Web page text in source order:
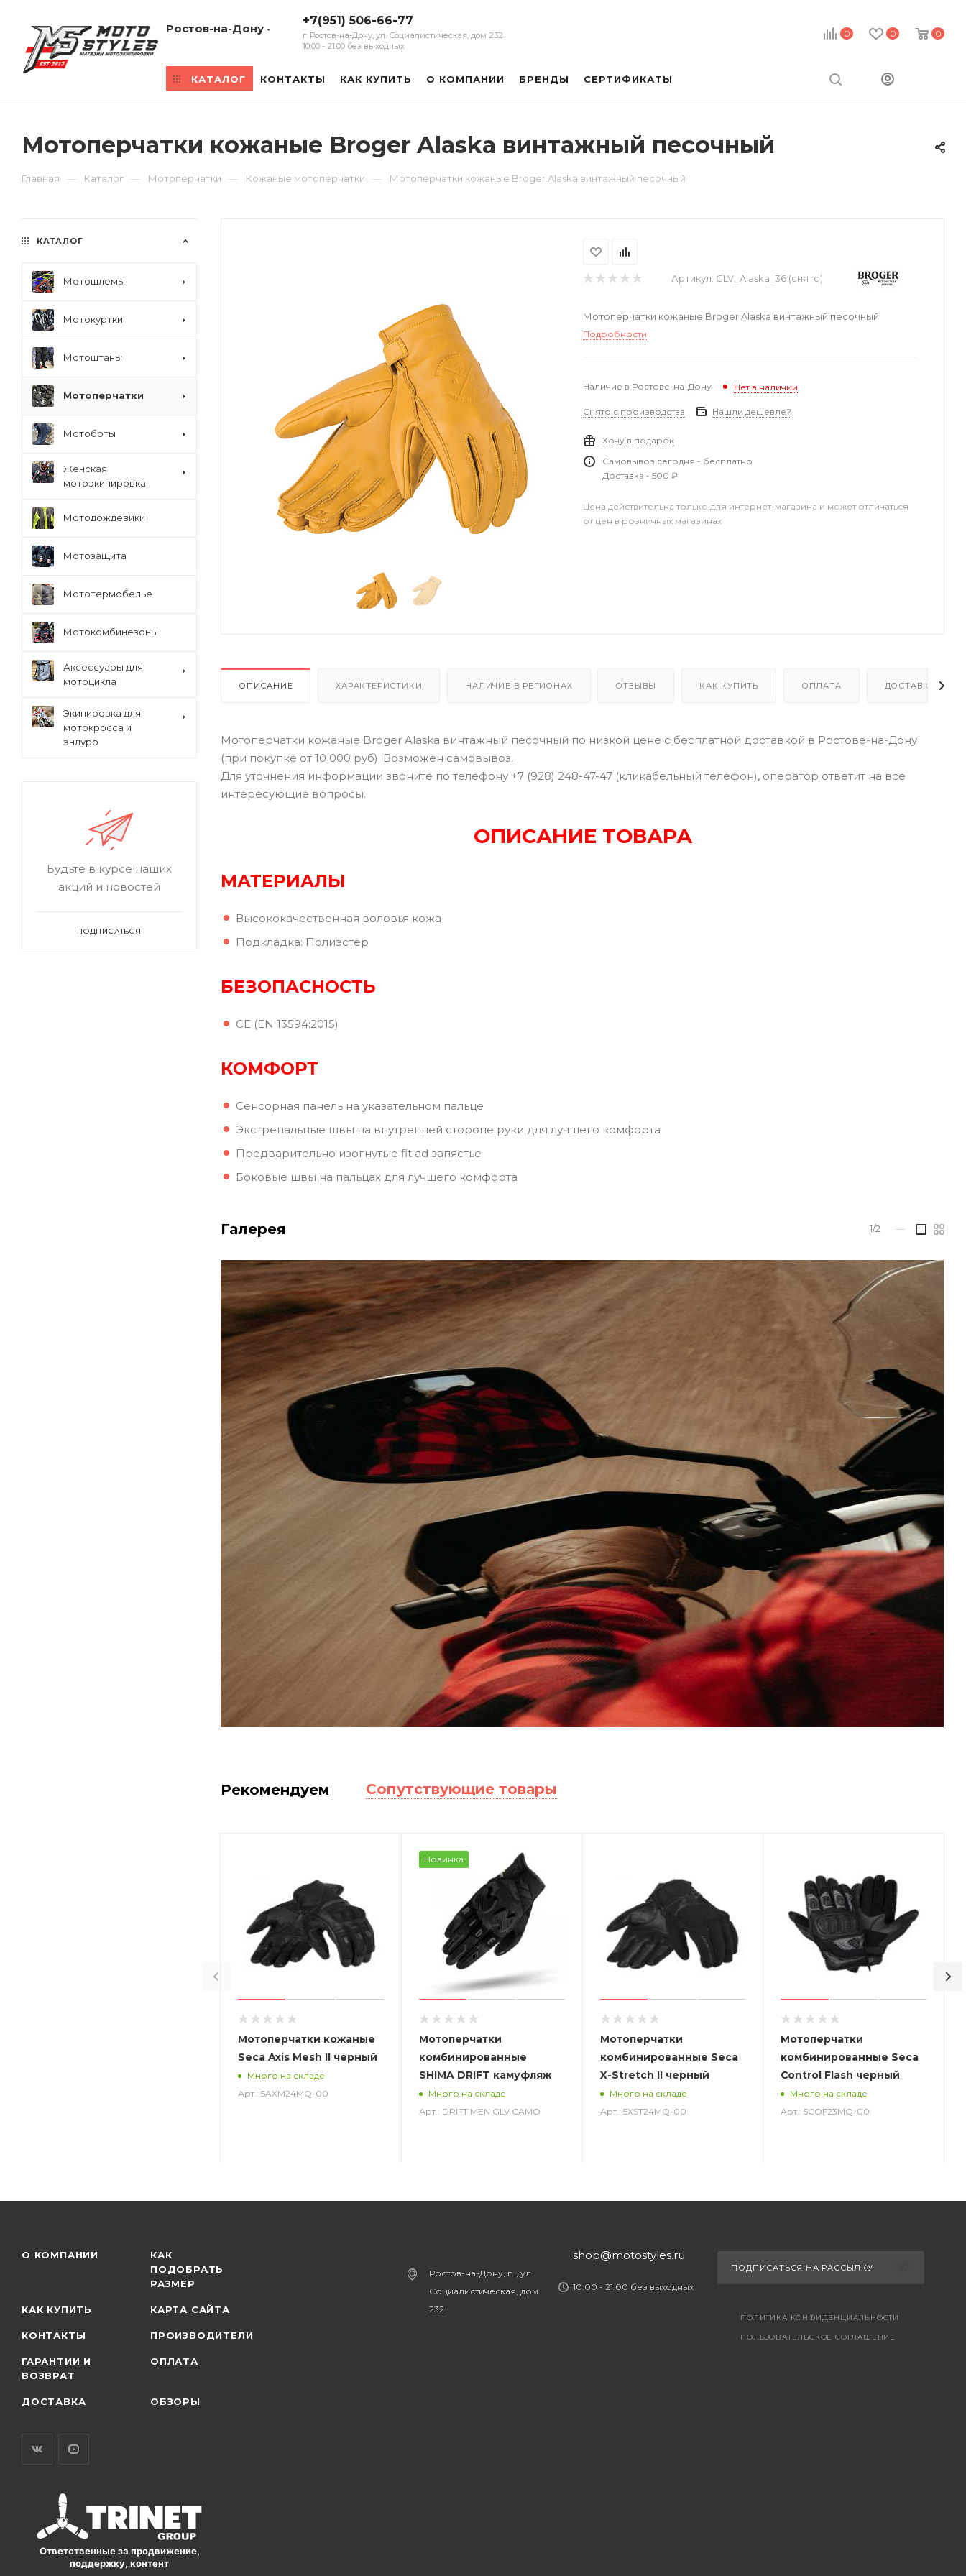
0 0 0
Ростов-на-Дону
+7(951) 506-66-77
г. Ростов-на-Дону, ул. Социалистическая, дом 232
10:00 - 21:00 без выходных
КАТАЛОГ КОНТАКТЫ КАК КУПИТЬ О КОМПАНИИ БРЕНДЫ СЕРТИФИКАТЫ
Мотоперчатки кожаные Broger Alaska винтажный песочный
Главная — Каталог — Мотоперчатки — Кожаные мотоперчатки — Мотоперчатки кожаные Broger Alaska винтажный песочный
Артикул: GLV_Alaska_36 (снято)
Мотоперчатки кожаные Broger Alaska винтажный песочный
Подробности
Наличие в Ростове-на-Дону Нет в наличии
Снято с производства Нашли дешевле?
Хочу в подарок
Самовывоз сегодня - бесплатно
Доставка - 500 ₽
Цена действительна только для интернет-магазина и может отличаться
от цен в розничных магазинах
ОПИСАНИЕ ХАРАКТЕРИСТИКИ НАЛИЧИЕ В РЕГИОНАХ ОТЗЫВЫ КАК КУПИТЬ ОПЛАТА ДОСТАВКА
Мотоперчатки кожаные Broger Alaska винтажный песочный по низкой цене с бесплатной доставкой в Ростове-на-Дону
(при покупке от 10 000 руб). Возможен самовывоз.
Для уточнения информации звоните по телефону +7 (928) 248-47-47 (кликабельный телефон), оператор ответит на все
интересующие вопросы.
ОПИСАНИЕ ТОВАРА
МАТЕРИАЛЫ
Высококачественная воловья кожа
Подкладка: Полиэстер
БЕЗОПАСНОСТЬ
CE (EN 13594:2015)
КОМФОРТ
Сенсорная панель на указательном пальце
Экстренальные швы на внутренней стороне руки для лучшего комфорта
Предварительно изогнутые fit ad запястье
Боковые швы на пальцах для лучшего комфорта
Галерея 1/2 —
Рекомендуем Сопутствующие товары
Мотоперчатки кожаные
Seca Axis Mesh II черный
Много на складе
Арт.: 5AXM24MQ-00
Новинка
Мотоперчатки
комбинированные
SHIMA DRIFT камуфляж
Много на складе
Арт.: DRIFT MEN GLV CAMO
Мотоперчатки
комбинированные Seca
X-Stretch II черный
Много на складе
Арт.: 5XST24MQ-00
Мотоперчатки
комбинированные Seca
Control Flash черный
Много на складе
Арт.: 5COF23MQ-00
КАТАЛОГ
Мотошлемы
Мотокуртки
Мотоштаны
Мотоперчатки
Мотоботы
Женская
мотоэкипировка
Мотодождевики
Мотозащита
Мототермобелье
Мотокомбинезоны
Аксессуары для
мотоцикла
Экипировка для
мотокросса и
эндуро
Будьте в курсе наших
акций и новостей
ПОДПИСАТЬСЯ
О КОМПАНИИ
КАК
ПОДОБРАТЬ
РАЗМЕР
КАК КУПИТЬ КАРТА САЙТА
КОНТАКТЫ ПРОИЗВОДИТЕЛИ
ГАРАНТИИ И
ВОЗВРАТ
ОПЛАТА
ДОСТАВКА ОБЗОРЫ
Ответственные за продвижение,
поддержку, контент
Ростов-на-Дону, г. , ул.
Социалистическая, дом
232
shop@motostyles.ru
10:00 - 21:00 без выходных
ПОДПИСАТЬСЯ НА РАССЫЛКУ
ПОЛИТИКА КОНФИДЕНЦИАЛЬНОСТИ
ПОЛЬЗОВАТЕЛЬСКОЕ СОГЛАШЕНИЕ